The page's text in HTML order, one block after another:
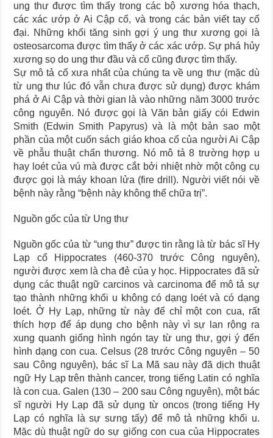
ung thư được tìm thấy trong các bộ xương hóa thạch,
các xác ướp ở Ai Cập cổ, và trong các bản viết tay cổ
đại. Những khối tăng sinh gợi ý ung thư xương gọi là
osteosarcoma được tìm thấy ở các xác ướp. Sự phá hủy
xương sọ do ung thư đầu và cổ cũng được tìm thấy.
Sự mô tả cổ xưa nhất của chúng ta về ung thư (mặc dù
từ ung thư lúc đó vẫn chưa được sử dụng) được khám
phá ở Ai Cập và thời gian là vào những năm 3000 trước
công nguyên. Nó được gọi là Văn bản giấy cói Edwin
Smith (Edwin Smith Papyrus) và là một bản sao một
phần của một cuốn sách giáo khoa cổ của người Ai Cập
về phẫu thuật chấn thương. Nó mô tả 8 trường hợp u
hay loét của vú mà được cắt bởi nhiệt nhờ một công cụ
được gọi là máy khoan lửa (fire drill). Người viết nói về
bệnh này rằng “bệnh này không thể chữa trị”.
Nguồn gốc của từ Ung thư
Nguồn gốc của từ “ung thư” được tin rằng là từ bác sĩ Hy
Lạp cổ Hippocrates (460-370 trước Công nguyên),
người được xem là cha đẻ của y học. Hippocrates đã sử
dụng các thuật ngữ carcinos và carcinoma để mô tả sự
tạo thành những khối u không có dạng loét và có dạng
loét. Ở Hy Lạp, những từ này để chỉ một con cua, rất
thích hợp để áp dụng cho bệnh này vì sự lan rộng ra
xung quanh giống hình ngón tay từ ung thư, gợi ý đến
hình dạng con cua. Celsus (28 trước Công nguyên – 50
sau Công nguyên), bác sĩ La Mã sau này đã dịch thuật
ngữ Hy Lạp trên thành cancer, trong tiếng Latin có nghĩa
là con cua. Galen (130 – 200 sau Công nguyên), một bác
sĩ người Hy Lạp đã sử dụng từ oncos (trong tiếng Hy
Lạp có nghĩa là sự sưng tấy) để mô tả những khối u.
Mặc dù thuật ngữ do sự giống con cua của Hippocrates